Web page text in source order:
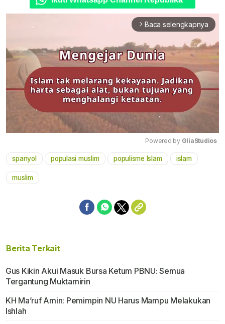
arrow_forward_ios Baca selengkapnya
Mute
Powered by GliaStudios
spanyol populasi muslim populisme Islam islam
muslim
Berita Terkait
Gus Kikin Akui Masuk Bursa Ketum PBNU: Semua
Tergantung Muktamirin
KH Ma’ruf Amin: Pemimpin NU Harus Mampu Melakukan
Ishlah